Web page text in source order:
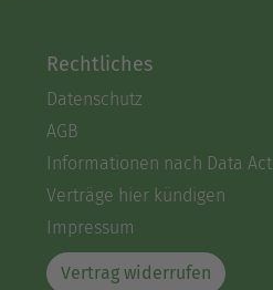
Rechtliches
Datenschutz
AGB
Informationen nach Data Act
Verträge hier kündigen
Impressum
Vertrag widerrufen